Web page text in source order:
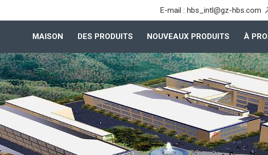
E-mail :hbs_intl@gz-hbs.com
MAISON DES PRODUITS NOUVEAUX PRODUITS À